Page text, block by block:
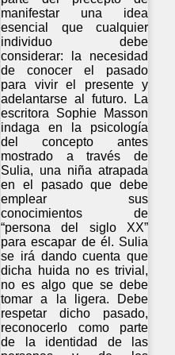
manifestar una idea
esencial que cualquier
individuo debe
considerar: la necesidad
de conocer el pasado
para vivir el presente y
adelantarse al futuro. La
escritora Sophie Masson
indaga en la psicología
del concepto antes
mostrado a través de
Sulia, una niña atrapada
en el pasado que debe
emplear sus
conocimientos de
“persona del siglo XX”
para escapar de él. Sulia
se irá dando cuenta que
dicha huida no es trivial,
no es algo que se debe
tomar a la ligera. Debe
respetar dicho pasado,
reconocerlo como parte
de la identidad de las